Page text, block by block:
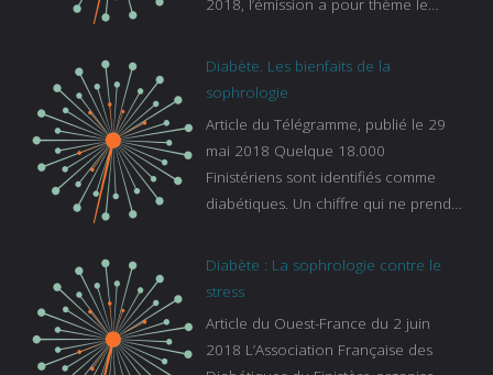
2018, l’émission a pour thème le
bleu :
https://www.francebleu.fr/emissions/l
sur-le-sommeil
Diabète. Les bienfaits de la
sophrologie
Article du Télégramme, publié le 29
mai 2018 Quelque 18.000
Finistériens sont identifiés comme
diabétiques. Un chiffre qui ne prend
s’ignorent. « C’est une pathologie qui
continue à augmenter, souligne
de la Caisse primaire d’assurance-
maladie. C’est aussi une pathologie
Diabète : La sophrologie contre le
stress
Article du Ouest-France du 2 juin
2018 L’Association Française des